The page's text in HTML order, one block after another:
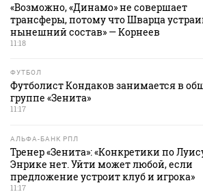
«Возможно, «Динамо» не совершает
трансферы, потому что Шварца
нынешний состав» — Корнеев
11:18
ФУТБОЛ
Футболист Кондаков занимается в
группе «Зенита»
11:17
АЛЬФА-БАНК РПЛ
Тренер «Зенита»: «Конкретики по
Энрике нет. Уйти может любой, если
предложение устроит клуб и игрока»
11:17